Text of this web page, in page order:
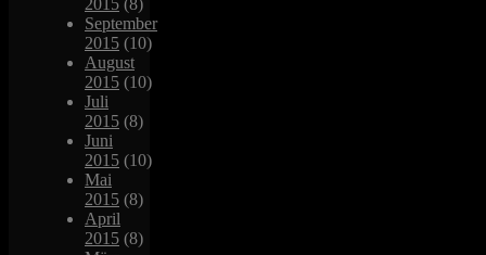
September
2015 (10)
August
2015 (10)
Juli
2015 (8)
Juni
2015 (10)
Mai
2015 (8)
April
2015 (8)